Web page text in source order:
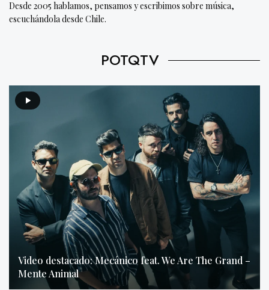
Desde 2005 hablamos, pensamos y escribimos sobre música,
escuchándola desde Chile.
POTQTV
Video destacado: Mecánico feat. We Are The Grand –
Mente Animal